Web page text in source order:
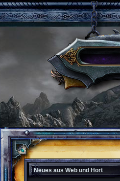
Neues aus Web und Hort